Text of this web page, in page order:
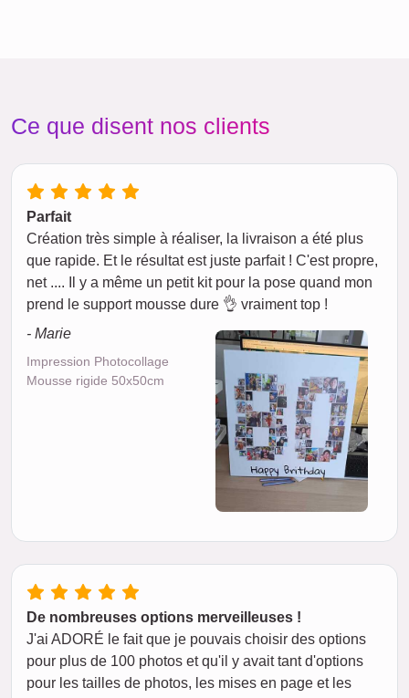
Ce que disent nos clients
Parfait
Création très simple à réaliser, la livraison a été plus
que rapide. Et le résultat est juste parfait ! C'est propre,
net .... Il y a même un petit kit pour la pose quand mon
prend le support mousse dure 👌 vraiment top !
- Marie
Impression Photocollage
Mousse rigide 50x50cm
De nombreuses options merveilleuses !
J'ai ADORÉ le fait que je pouvais choisir des options
pour plus de 100 photos et qu'il y avait tant d'options
pour les tailles de photos, les mises en page et les